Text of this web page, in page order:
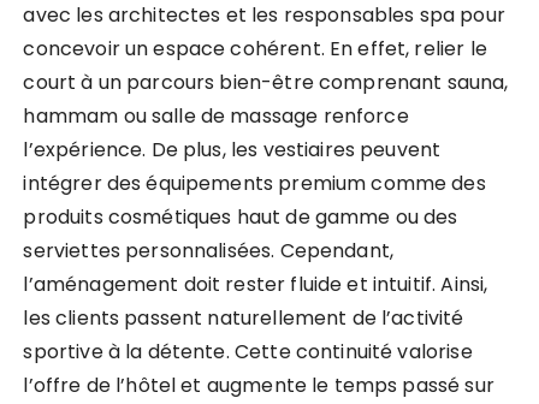
avec les architectes et les responsables spa pour
concevoir un espace cohérent. En effet, relier le
court à un parcours bien-être comprenant sauna,
hammam ou salle de massage renforce
l’expérience. De plus, les vestiaires peuvent
intégrer des équipements premium comme des
produits cosmétiques haut de gamme ou des
serviettes personnalisées. Cependant,
l’aménagement doit rester fluide et intuitif. Ainsi,
les clients passent naturellement de l’activité
sportive à la détente. Cette continuité valorise
l’offre de l’hôtel et augmente le temps passé sur